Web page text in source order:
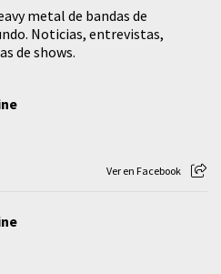
metal de bandas de
Noticias, entrevistas,
de shows.
Ver en Facebook